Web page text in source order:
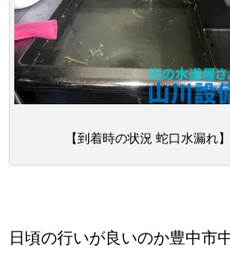
【到着時の状況 蛇口水漏れ】
日頃の行いが良いのか豊中市